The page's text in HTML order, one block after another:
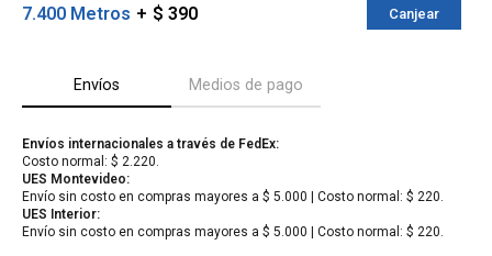
7.400 Metros $ 390 Canjear
Envíos Medios de pago
Envíos internacionales a través de FedEx:
Costo normal: $ 2.220.
UES Montevideo:
Envío sin costo en compras mayores a $ 5.000 | Costo normal: $ 220.
UES Interior:
Envío sin costo en compras mayores a $ 5.000 | Costo normal: $ 220.
Comprá ahora y Pagá
comprar!
Comprá en 3 cuotas sin recargo o hasta en
12 cuotas * ¡Solo con tu cédula!
* sujeto aprobación crediticia.
Verifica si estás calificado para comprar
con Pago Después: